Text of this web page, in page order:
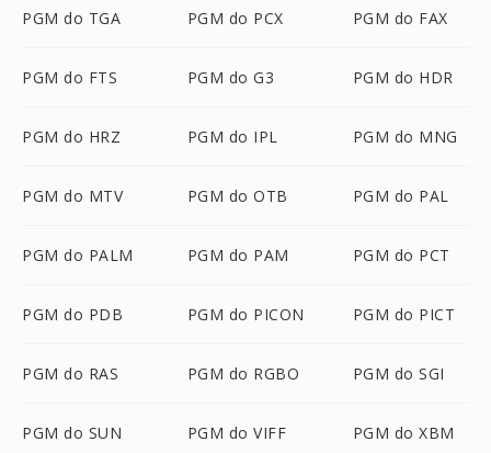
PGM do TGA PGM do PCX PGM do FAX
PGM do FTS PGM do G3 PGM do HDR
PGM do HRZ PGM do IPL PGM do MNG
PGM do MTV PGM do OTB PGM do PAL
PGM do PALM PGM do PAM PGM do PCT
PGM do PDB PGM do PICON PGM do PICT
PGM do RAS PGM do RGBO PGM do SGI
PGM do SUN PGM do VIFF PGM do XBM